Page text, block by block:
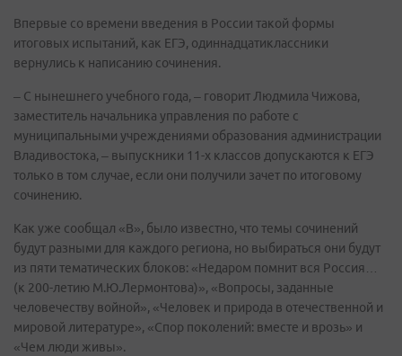
Впервые со времени введения в России такой формы
итоговых испытаний, как ЕГЭ, одиннадцатиклассники
вернулись к написанию сочинения.
– С нынешнего учебного года, – говорит Людмила Чижова,
заместитель начальника управления по работе с
муниципальными учреждениями образования администрации
Владивостока, – выпускники 11-х классов допускаются к ЕГЭ
только в том случае, если они получили зачет по итоговому
сочинению.
Как уже сообщал «В», было известно, что темы сочинений
будут разными для каждого региона, но выбираться они будут
из пяти тематических блоков: «Недаром помнит вся Россия…
(к 200-летию М.Ю.Лермонтова)», «Вопросы, заданные
человечеству войной», «Человек и природа в отечественной и
мировой литературе», «Спор поколений: вместе и врозь» и
«Чем люди живы».